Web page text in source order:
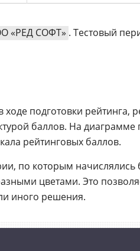
«РЕД СОФТ» . Тестовый
подготовки рейтинга,
баллов. На
рейтинговых баллов.
по которым
цветами. Это
иного решения.